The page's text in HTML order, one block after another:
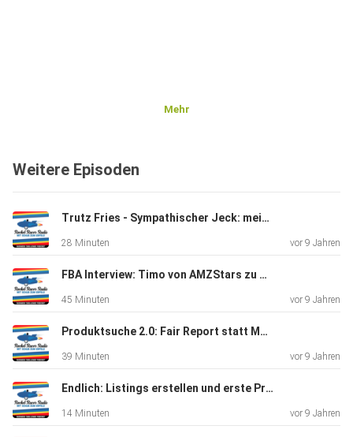
Mehr
Weitere Episoden
Trutz Fries - Sympathischer Jeck: mein Buch, mein Tool (Amalytix), meine Konferenz (Amzcon) - E019
28 Minuten vor 9 Jahren
FBA Interview: Timo von AMZStars zu Produkt Launch, Kanton Fair - E019
45 Minuten vor 9 Jahren
Produktsuche 2.0: Fair Report statt Messebesuch in China - E17
39 Minuten vor 9 Jahren
Endlich: Listings erstellen und erste Produkte auf Amazon verkaufen - E16
14 Minuten vor 9 Jahren